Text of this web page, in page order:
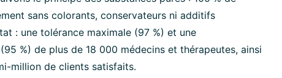
sans colorants, conservateurs ni additifs
: une tolérance maximale (97 %) et une
%) de plus de 18 000 médecins et thérapeutes, ainsi
million de clients satisfaits.